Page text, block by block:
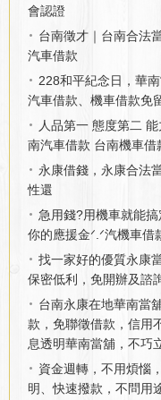
會認證
台南徵才｜台南合法
汽車借款
228和平紀念日，華
汽車借款、機車借款免
人品第一 態度第二
南汽車借款 台南機車借
永康借錢，永康合法
性還
急用錢?用機車就能
你的應援金ᐟ.ᐟ汽機車借
找一家好的優質永康
保密低利，免開辦及諮
台南永康在地華南當
款，免聯徵借款，信用
息透明華南當舖，不巧
資金週轉，不用煩惱
明、快速撥款，不問用